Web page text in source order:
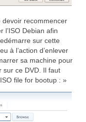
devoir recommencer
l’ISO Debian afin
sur cette
à l’action d’enlever
sa machine pour
sur ce DVD. Il faut
file for bootup : »